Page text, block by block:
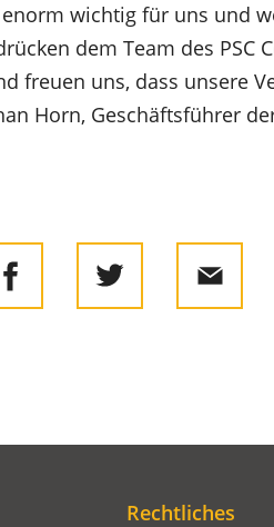
wichtig für uns und
dem Team des PSC
freuen uns, dass unsere
Horn, Geschäftsführer
Rechtliches